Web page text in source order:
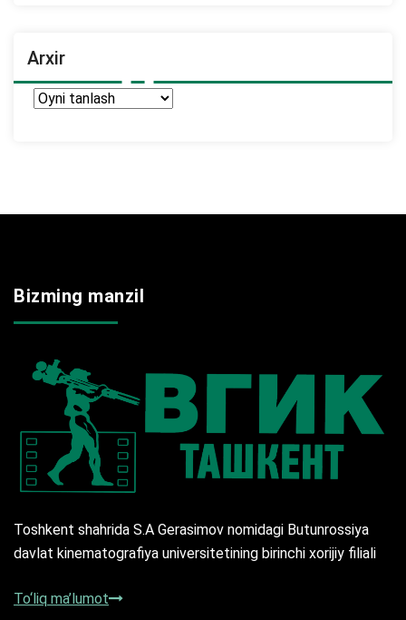
Arxir
Arxir
Bizming manzil
Toshkent shahrida S.A Gerasimov nomidagi Butunrossiya
davlat kinematografiya universitetining birinchi xorijiy filiali
To‘liq ma’lumot